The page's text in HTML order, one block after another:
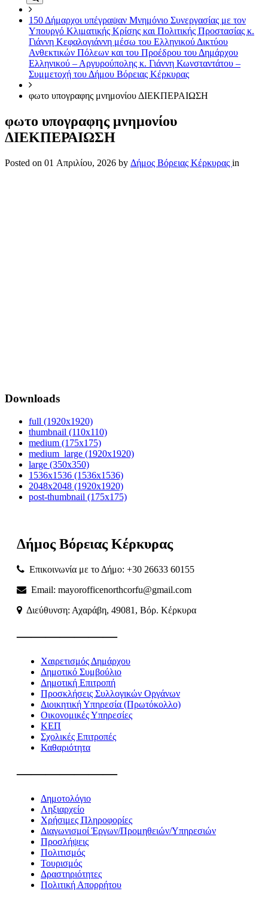
150 Δήμαρχοι υπέγραψαν Μνημόνιο Συνεργασίας με τον
Υπουργό Κλιματικής Κρίσης και Πολιτικής Προστασίας κ.
Γιάννη Κεφαλογιάννη μέσω του Ελληνικού Δικτύου
Ανθεκτικών Πόλεων και του Προέδρου του Δημάρχου
Ελληνικού – Αργυρούπολης κ. Γιάννη Κωνσταντάτου –
Συμμετοχή του Δήμου Βόρειας Κέρκυρας
φωτο υπογραφης μνημονίου ΔΙΕΚΠΕΡΑΙΩΣΗ
φωτο υπογραφης μνημονίου
ΔΙΕΚΠΕΡΑΙΩΣΗ
Posted on 01 Απριλίου, 2026 by Δήμος Βόρειας Κέρκυρας in
Downloads
full (1920x1920)
thumbnail (110x110)
medium (175x175)
medium_large (1920x1920)
large (350x350)
1536x1536 (1536x1536)
2048x2048 (1920x1920)
post-thumbnail (175x175)
Δήμος Βόρειας Κέρκυρας
Επικοινωνία με το Δήμο: +30 26633 60155
Email: mayorofficenorthcorfu@gmail.com
Διεύθυνση: Αχαράβη, 49081, Βόρ. Κέρκυρα
———————
Χαιρετισμός Δημάρχου
Δημοτικό Συμβούλιο
Δημοτική Επιτροπή
Προσκλήσεις Συλλογικών Οργάνων
Διοικητική Υπηρεσία (Πρωτόκολλο)
Οικονομικές Υπηρεσίες
ΚΕΠ
Σχολικές Επιτροπές
Καθαριότητα
———————
Δημοτολόγιο
Ληξιαρχείο
Χρήσιμες Πληροφορίες
Διαγωνισμοί Έργων/Προμηθειών/Υπηρεσιών
Προσλήψεις
Πολιτισμός
Τουρισμός
Δραστηριότητες
Πολιτική Απορρήτου